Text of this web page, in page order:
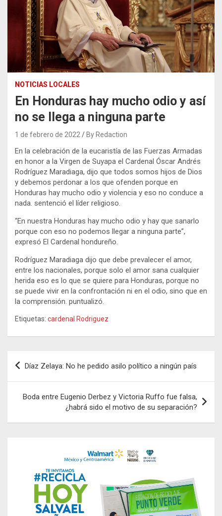
NOTICIAS LOCALES
En Honduras hay mucho odio y así
no se llega a ninguna parte
1 de febrero de 2022 By Redaction
En la celebración de la eucaristía de las Fuerzas Armadas
en honor a la Virgen de Suyapa el Cardenal Óscar Andrés
Rodríguez Maradiaga, dijo que todos somos hijos de Dios
y debemos perdonar a los que ofenden porque en
Honduras hay mucho odio y violencia y eso no conduce a
nada. sentenció el líder religioso.
“En nuestra Honduras hay mucho odio y hay que sanarlo
porque con eso no podemos llegar a ninguna parte”,
expresó El Cardenal hondureño.
Rodríguez Maradiaga dijo que debe prevalecer el amor,
entre los nacionales, porque solo el amor sana cualquier
herida eso es lo que se quiere para Honduras, porque no
se puede vivir en la confrontación ni en el odio, sino que en
la comprensión. puntualizó.
Etiquetas: cardenal Rodriguez
Navegación
entradas
Díaz Zelaya: No he pedido asilo político a ningún país
Boda entre Eugenio Derbez y Victoria Ruffo fue falsa,
¿habrá sido el motivo de su separación?